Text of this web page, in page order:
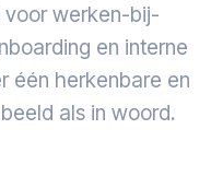
voor werken-bij-
en interne
één herkenbare en
als in woord.